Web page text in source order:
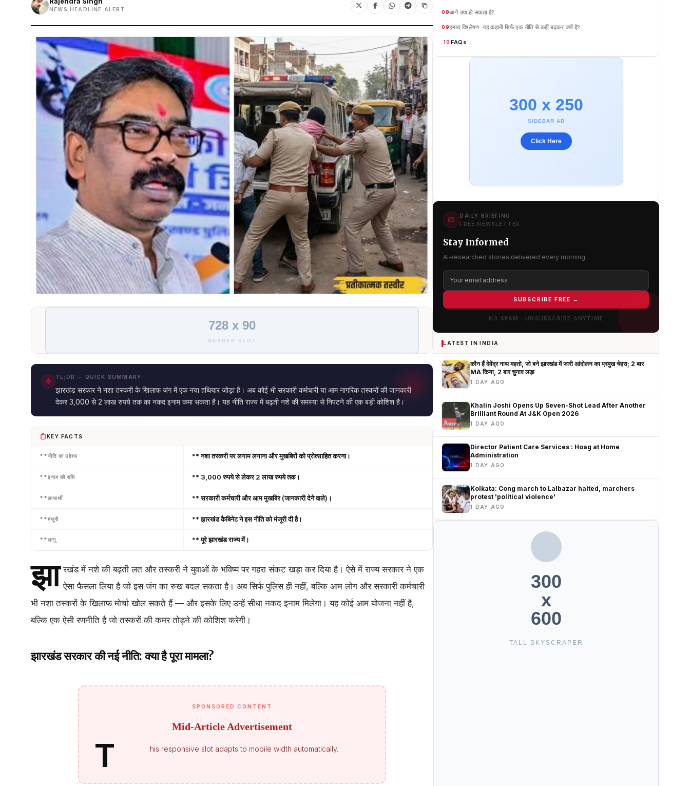
NEWS HEADLINE ALERT
728 x 90
HEADER SLOT
TL;DR — QUICK SUMMARY
झारखंड सरकार ने नशा तस्करी के खिलाफ जंग में एक नया हथियार जोड़ा है। अब कोई भी सरकारी कर्मचारी या आम नागरिक तस्करों की जानकारी
देकर 3,000 से 2 लाख रुपये तक का नकद इनाम कमा सकता है। यह नीति राज्य में बढ़ती नशे की समस्या से निपटने की एक बड़ी कोशिश है।
KEY FACTS
**नीति का उद्देश्य ** नशा तस्करी पर लगाम लगाना और मुखबिरों को प्रोत्साहित करना।
**इनाम की राशि ** 3,000 रुपये से लेकर 2 लाख रुपये तक।
**लाभार्थी ** सरकारी कर्मचारी और आम मुखबिर (जानकारी देने वाले)।
**मंजूरी ** झारखंड कैबिनेट ने इस नीति को मंजूरी दी है।
**लागू ** पूरे झारखंड राज्य में।
झा रखंड में नशे की बढ़ती लत और तस्करी ने युवाओं के भविष्य पर गहरा संकट खड़ा कर दिया है। ऐसे में राज्य सरकार ने एक
ऐसा फैसला लिया है जो इस जंग का रुख बदल सकता है। अब सिर्फ पुलिस ही नहीं, बल्कि आम लोग और सरकारी कर्मचारी
भी नशा तस्करों के खिलाफ मोर्चा खोल सकते हैं — और इसके लिए उन्हें सीधा नकद इनाम मिलेगा। यह कोई आम योजना नहीं है,
बल्कि एक ऐसी रणनीति है जो तस्करों की कमर तोड़ने की कोशिश करेगी।
झारखंड सरकार की नई नीति: क्या है पूरा मामला?
SPONSORED CONTENT
Mid-Article Advertisement
T his responsive slot adapts to mobile width automatically.
08आगे क्या हो सकता है?
09हमारा विश्लेषण: यह कहानी सिर्फ एक नीति से कहीं बढ़कर क्यों है?
10 FAQs
300 x 250
SIDEBAR AD
Click Here
DAILY BRIEFING
FREE NEWSLETTER
Stay Informed
AI-researched stories delivered every morning.
SUBSCRIBE FREE →
NO SPAM · UNSUBSCRIBE ANYTIME
LATEST IN INDIA
कौन हैं देवेंद्र नाथ महतो, जो बने झारखंड में जारी आंदोलन का प्रमुख चेहरा; 2 बार
MA किया, 2 बार चुनाव लड़ा
1 DAY AGO
Khalin Joshi Opens Up Seven-Shot Lead After Another
Brilliant Round At J&K Open 2026
1 DAY AGO
Director Patient Care Services : Hoag at Home
Administration
1 DAY AGO
Kolkata: Cong march to Lalbazar halted, marchers
protest 'political violence'
1 DAY AGO
300
x
600
TALL SKYSCRAPER